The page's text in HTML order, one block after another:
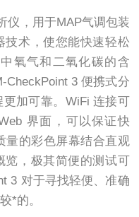
，用于MAP气调包装
技术，使您能快速轻松
氧气和二氧化碳的含
IM-CheckPoint 3 便携式分
加可靠。WiFi 连接可
界面，可以保证快
高质量的彩色屏幕结合直观
，极其简便的测试可
3 对于寻找轻便、准确
。